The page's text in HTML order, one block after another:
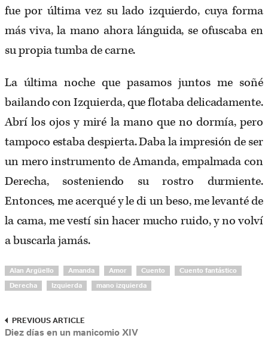
fue por última vez su lado izquierdo, cuya forma
más viva, la mano ahora lánguida, se ofuscaba en
su propia tumba de carne.
La última noche que pasamos juntos me soñé
bailando con Izquierda, que flotaba delicadamente.
Abrí los ojos y miré la mano que no dormía, pero
tampoco estaba despierta. Daba la impresión de ser
un mero instrumento de Amanda, empalmada con
Derecha, sosteniendo su rostro durmiente.
Entonces, me acerqué y le di un beso, me levanté de
la cama, me vestí sin hacer mucho ruido, y no volví
a buscarla jamás.
Alan Argüello Amanda Amor Cuento Cuento fantástico
Derecha Izquierda mano izquierda
PREVIOUS ARTICLE
Diez días en un manicomio XIV